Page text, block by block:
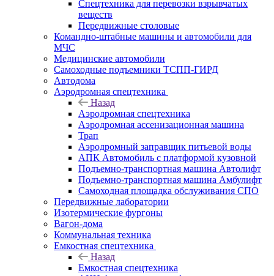
Спецтехника для перевозки взрывчатых
веществ
Передвижные столовые
Командно-штабные машины и автомобили для
МЧС
Медицинские автомобили
Самоходные подъемники ТСПП-ГИРД
Автодома
Аэродромная спецтехника
Назад
Аэродромная спецтехника
Аэродромная ассенизационная машина
Трап
Аэродромный заправщик питьевой воды
АПК Автомобиль с платформой кузовной
Подъемно-транспортная машина Автолифт
Подъемно-транспортная машина Амбулифт
Самоходная площадка обслуживания СПО
Передвижные лаборатории
Изотермические фургоны
Вагон-дома
Коммунальная техника
Емкостная спецтехника
Назад
Емкостная спецтехника